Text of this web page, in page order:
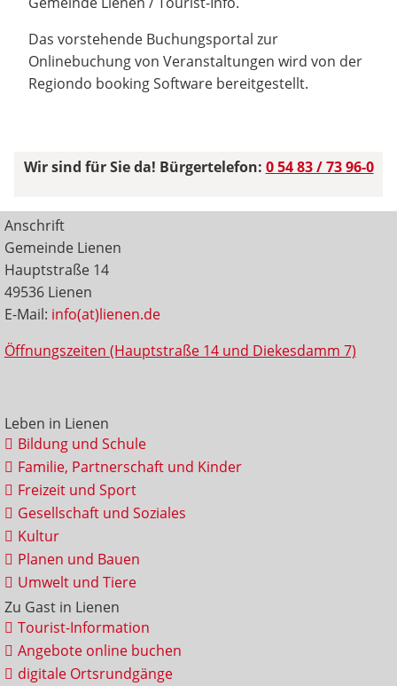
Das vorstehende Buchungsportal zur
Onlinebuchung von Veranstaltungen wird von der
Regiondo booking Software bereitgestellt.
Wir sind für Sie da! Bürgertelefon: 0 54 83 / 73 96-0
Anschrift
Gemeinde Lienen
Hauptstraße 14
49536 Lienen
E-Mail: info(at)lienen.de
Öffnungszeiten (Hauptstraße 14 und Diekesdamm 7)
Leben in Lienen
Bildung und Schule
Familie, Partnerschaft und Kinder
Freizeit und Sport
Gesellschaft und Soziales
Kultur
Planen und Bauen
Umwelt und Tiere
Zu Gast in Lienen
Tourist-Information
Angebote online buchen
digitale Ortsrundgänge